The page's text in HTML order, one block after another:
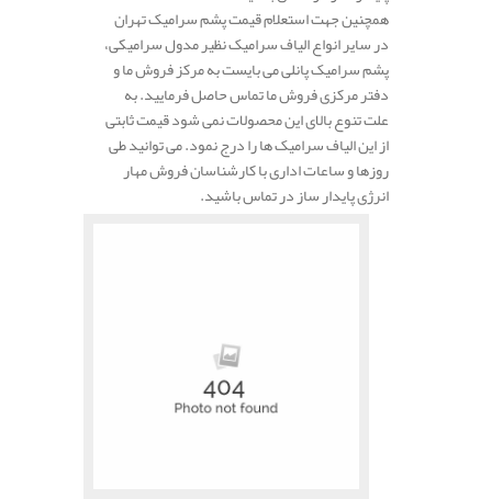
همچنین جهت استعلام قیمت پشم سرامیک تهران
در سایر انواع الیاف سرامیک نظیر مدول سرامیکی،
پشم سرامیک پانلی می بایست به مرکز فروش ما و
دفتر مرکزی فروش ما تماس حاصل فرمایید. به
علت تنوع بالای این محصولات نمی شود قیمت ثابتی
از این الیاف سرامیک ها را درج نمود. می توانید طی
روزها و ساعات اداری با کارشناسان فروش مهار
انرژی پایدار ساز در تماس باشید.